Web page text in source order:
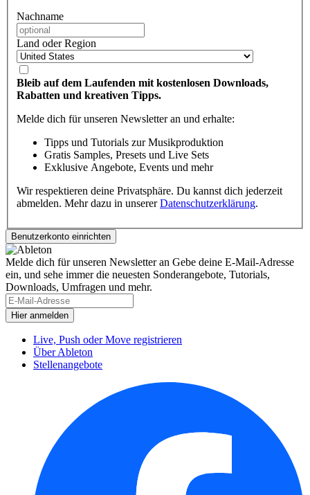
Nachname
Land oder Region
Bleib auf dem Laufenden mit kostenlosen Downloads,
Rabatten und kreativen Tipps.
Melde dich für unseren Newsletter an und erhalte:
Tipps und Tutorials zur Musikproduktion
Gratis Samples, Presets und Live Sets
Exklusive Angebote, Events und mehr
Wir respektieren deine Privatsphäre. Du kannst dich jederzeit
abmelden. Mehr dazu in unsererDatenschutzerklärung.
Melde dich für unseren Newsletter an Gebe deine E-Mail-Adresse
ein, und sehe immer die neuesten Sonderangebote, Tutorials,
Downloads, Umfragen und mehr.
Live, Push oder Move registrieren
Über Ableton
Stellenangebote